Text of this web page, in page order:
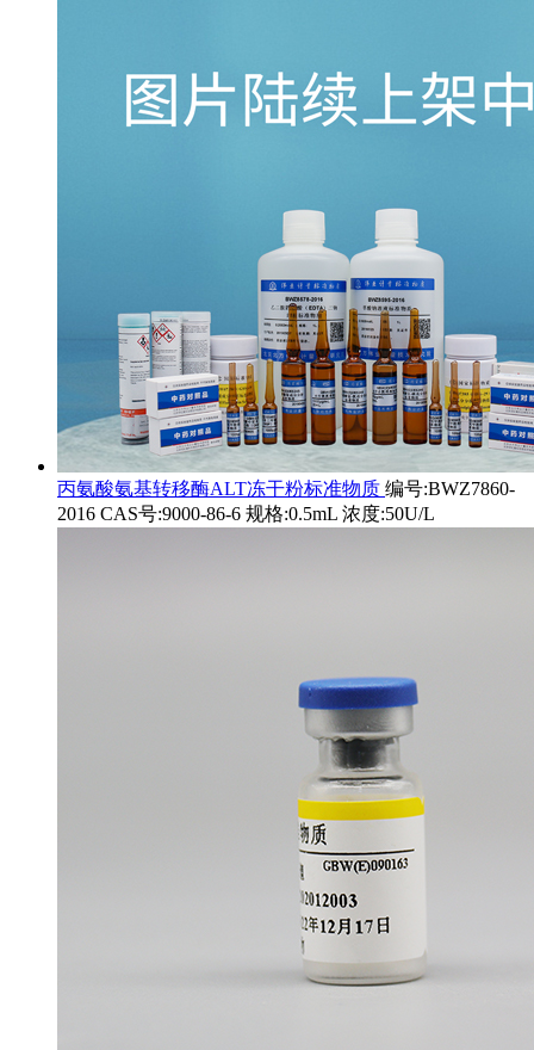
丙氨酸氨基转移酶ALT冻干粉标准物质 编号:BWZ7860-
2016 CAS号:9000-86-6 规格:0.5mL 浓度:50U/L